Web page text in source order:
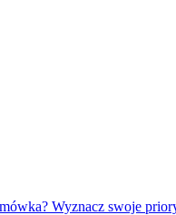
Wyznacz swoje